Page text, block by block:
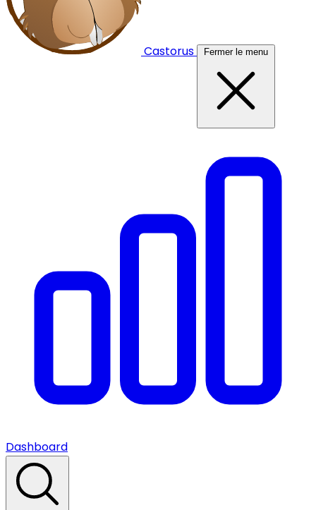
Castorus Fermer le menu
Dashboard